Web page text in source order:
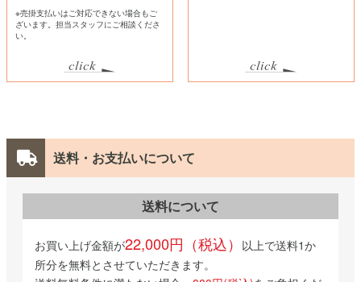
※売掛支払いはご対応できない場合もご
ざいます。担当スタッフにご相談くださ
い。
送料・お支払いについて
送料について
お買い上げ金額が22,000円（税込） 以上で送料1か
所分を無料とさせていただきます。